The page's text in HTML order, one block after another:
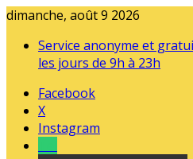
dimanche, août 9 2026
Service anonyme et
les jours de 9h à 23h
Facebook
X
Instagram